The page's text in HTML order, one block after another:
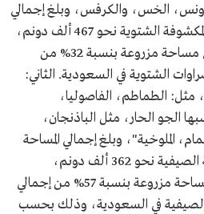
الخس، والكرفس، وبلغ إجمالي
المساحة المزروعة بالخضراوات المكشوفة الشتوية نحو 467 ألف دونم،
واستحوذت البطاطا على أعلى مساحة مزروعة بنسبة 32% من
الشتوية في السعودية. الثاني:
الطماطم، الفاصوليا،
الجو الحار، مثل الباذنجان،
الملوخية"، وبلغ إجمالي المساحة
المزروعة بالخضراوات المكشوفة الصيفية نحو 362 ألف دونم،
واستحوذ البطيخ على أعلى مساحة مزروعة بنسبة 57% من إجمالي
الصيفية في السعودية، وذلك بحسب